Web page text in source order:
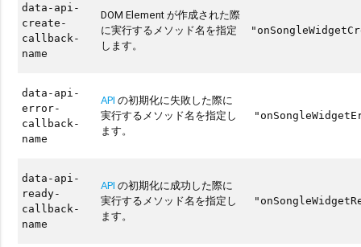
data-api-
create-
callback-
name
DOM Element が作成された際
に実行するメソッド名を指定
します。
data-api-
error-
callback-
name
API の初期化に失敗した際に
実行するメソッド名を指定し
ます。
data-api-
ready-
callback-
name
API の初期化に成功した際に
実行するメソッド名を指定し
ます。